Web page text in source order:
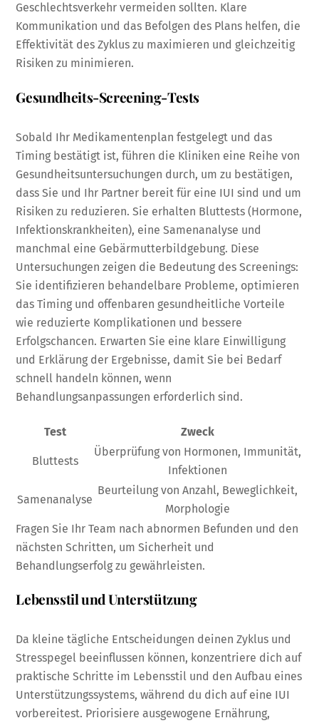
Geschlechtsverkehr vermeiden sollten. Klare
Kommunikation und das Befolgen des Plans helfen, die
Effektivität des Zyklus zu maximieren und gleichzeitig
Risiken zu minimieren.
Gesundheits-Screening-Tests
Sobald Ihr Medikamentenplan festgelegt und das
Timing bestätigt ist, führen die Kliniken eine Reihe von
Gesundheitsuntersuchungen durch, um zu bestätigen,
dass Sie und Ihr Partner bereit für eine IUI sind und um
Risiken zu reduzieren. Sie erhalten Bluttests (Hormone,
Infektionskrankheiten), eine Samenanalyse und
manchmal eine Gebärmutterbildgebung. Diese
Untersuchungen zeigen die Bedeutung des Screenings:
Sie identifizieren behandelbare Probleme, optimieren
das Timing und offenbaren gesundheitliche Vorteile
wie reduzierte Komplikationen und bessere
Erfolgschancen. Erwarten Sie eine klare Einwilligung
und Erklärung der Ergebnisse, damit Sie bei Bedarf
schnell handeln können, wenn
Behandlungsanpassungen erforderlich sind.
Test Zweck
Bluttests
Überprüfung von Hormonen, Immunität,
Infektionen
Samenanalyse
Beurteilung von Anzahl, Beweglichkeit,
Morphologie
Fragen Sie Ihr Team nach abnormen Befunden und den
nächsten Schritten, um Sicherheit und
Behandlungserfolg zu gewährleisten.
Lebensstil und Unterstützung
Da kleine tägliche Entscheidungen deinen Zyklus und
Stresspegel beeinflussen können, konzentriere dich auf
praktische Schritte im Lebensstil und den Aufbau eines
Unterstützungssystems, während du dich auf eine IUI
vorbereitest. Priorisiere ausgewogene Ernährung,